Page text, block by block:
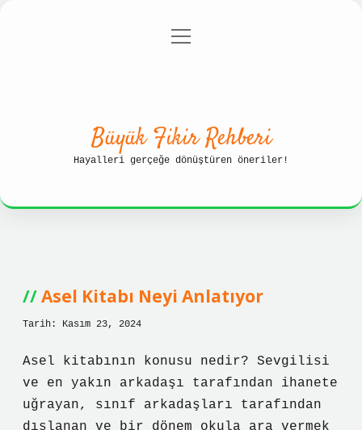
Gizlilik Politikası
menüyü
Büyük Fikir Rehberi
Hayalleri gerçeğe dönüştüren öneriler!
Fikir
Rehberi
Yazılar
Asel Kitabı Neyi Anlatıyor
Tarih: Kasım 23, 2024
Asel kitabının konusu nedir? Sevgilisi
ve en yakın arkadaşı tarafından ihanete
uğrayan, sınıf arkadaşları tarafından
dışlanan ve bir dönem okula ara vermek